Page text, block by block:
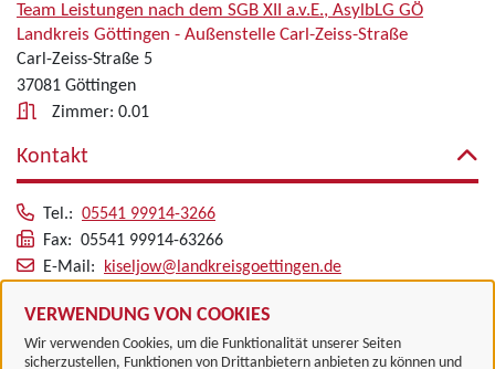
VERWENDUNG VON COOKIES
Wir verwenden Cookies, um die Funktionalität unserer Seiten
sicherzustellen, Funktionen von Drittanbietern anbieten zu können und
Team Leistungen nach dem SGB XII a.v.E., AsylbLG GÖ
Landkreis Göttingen - Außenstelle Carl-Zeiss-Straße
Carl-Zeiss-Straße 5
37081 Göttingen
Zimmer: 0.01
Kontakt
Tel.: 05541 99914-3266
Fax: 05541 99914-63266
E-Mail:
kiseljow@landkreisgoettingen.de
Alle zugeordneten Einrichtungen